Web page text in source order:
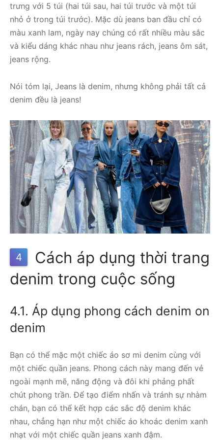
trưng với 5 túi (hai túi sau, hai túi trước và một túi
nhỏ ở trong túi trước). Mặc dù jeans ban đầu chỉ có
màu xanh lam, ngày nay chúng có rất nhiều màu sắc
và kiểu dáng khác nhau như jeans rách, jeans ôm sát,
jeans rộng.
Nói tóm lại, Jeans là denim, nhưng không phải tất cả
denim đều là jeans!
4
Cách áp dụng thời trang
denim trong cuộc sống
4.1. Áp dụng phong cách denim on
denim
Bạn có thể mặc một chiếc áo sơ mi denim cùng với
một chiếc quần jeans. Phong cách này mang đến vẻ
ngoài mạnh mẽ, năng động và đôi khi phảng phất
chút phong trần. Để tạo điểm nhấn và tránh sự nhàm
chán, bạn có thể kết hợp các sắc độ denim khác
nhau, chẳng hạn như một chiếc áo khoác denim xanh
nhạt với một chiếc quần jeans xanh đậm.